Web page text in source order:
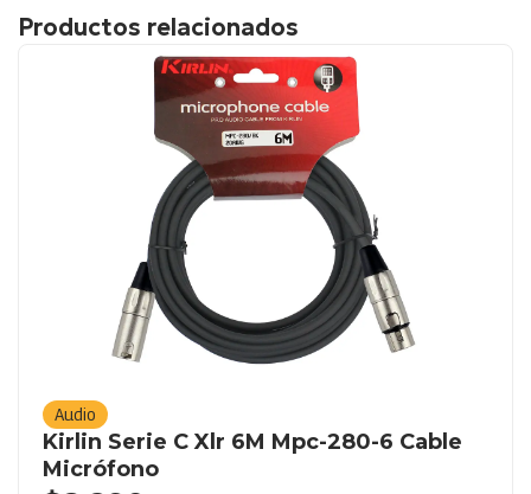
Productos relacionados
Audio
Kirlin Serie C Xlr 6M Mpc-280-6 Cable
Micrófono